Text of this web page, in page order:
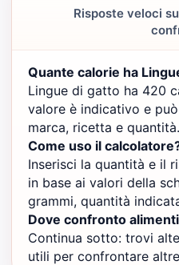
Risposte veloci
Quante calorie ha
Lingue di gatto ha 420
valore è indicativo e
marca, ricetta e quantità.
Come uso il
Inserisci la quantità e il
in base ai valori della
grammi, quantità
Dove confronto
Continua sotto: trovi
utili per confrontare